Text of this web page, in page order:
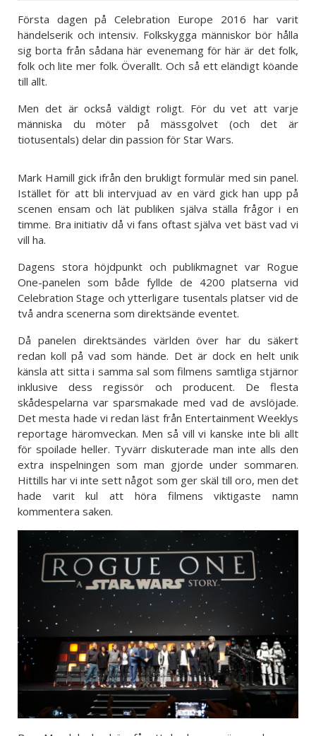
Första dagen på Celebration Europe 2016 har varit
händelserik och intensiv. Folkskygga människor bör hålla
sig borta från sådana här evenemang för här är det folk,
folk och lite mer folk. Överallt. Och så ett eländigt köande
till allt.
Men det är också väldigt roligt. För du vet att varje
människa du möter på mässgolvet (och det är
tiotusentals) delar din passion för Star Wars.
Mark Hamill gick ifrån den brukligt formulär med sin panel.
Istället för att bli intervjuad av en värd gick han upp på
scenen ensam och lät publiken själva ställa frågor i en
timme. Bra initiativ då vi fans oftast själva vet bäst vad vi
vill ha.
Dagens stora höjdpunkt och publikmagnet var Rogue
One-panelen som både fyllde de 4200 platserna vid
Celebration Stage och ytterligare tusentals platser vid de
två andra scenerna som direktsände eventet.
Då panelen direktsändes världen över har du säkert
redan koll på vad som hände. Det är dock en helt unik
känsla att sitta i samma sal som filmens samtliga stjärnor
inklusive dess regissör och producent. De flesta
skådespelarna var sparsmakade med vad de avslöjade.
Det mesta hade vi redan läst från Entertainment Weeklys
reportage häromveckan. Men så vill vi kanske inte bli allt
för spoilade heller. Tyvärr diskuterade man inte alls den
extra inspelningen som man gjorde under sommaren.
Hittills har vi inte sett något som ger skäl till oro, men det
hade varit kul att höra filmens viktigaste namn
kommentera saken.